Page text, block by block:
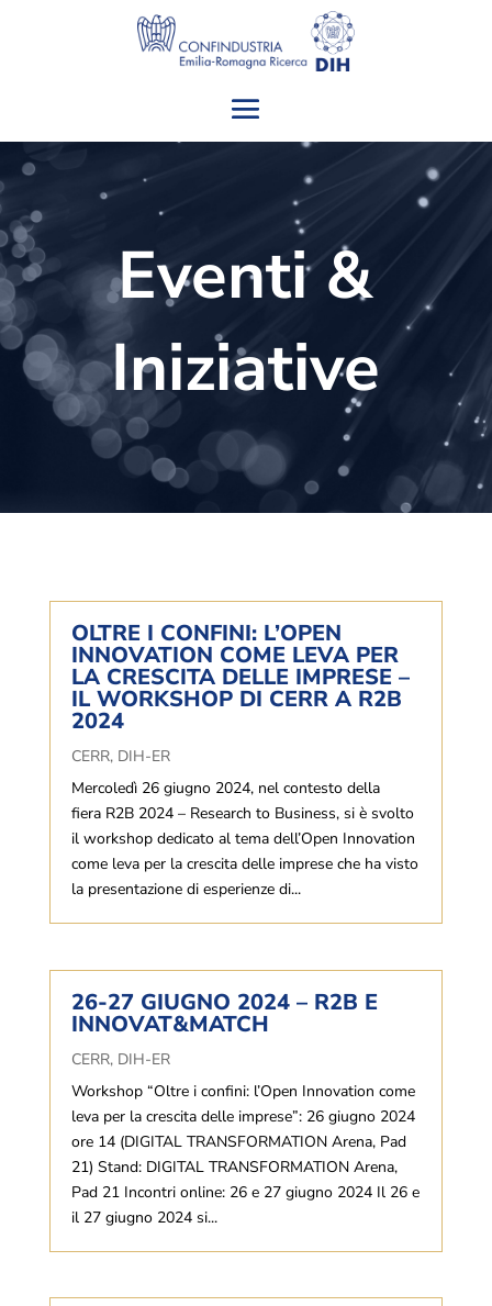
Eventi &
Iniziative
OLTRE I CONFINI: L’OPEN
INNOVATION COME LEVA PER
LA CRESCITA DELLE IMPRESE –
IL WORKSHOP DI CERR A R2B
2024
CERR, DIH-ER
Mercoledì 26 giugno 2024, nel contesto della
fiera R2B 2024 – Re­sear­ch to Bu­si­ness, si è svolto
il workshop dedicato al tema dell’Open Innovation
come leva per la crescita delle imprese che ha visto
la presentazione di esperienze di...
26-27 GIUGNO 2024 – R2B E
INNOVAT&MATCH
CERR, DIH-ER
Workshop “Oltre i confini: l’Open Innovation come
leva per la crescita delle imprese”: 26 giugno 2024
ore 14 (DIGITAL TRANSFORMATION Arena, Pad
21) Stand: DIGITAL TRANSFORMATION Arena,
Pad 21 Incontri online: 26 e 27 giugno 2024 Il 26 e
il 27 giugno 2024 si...